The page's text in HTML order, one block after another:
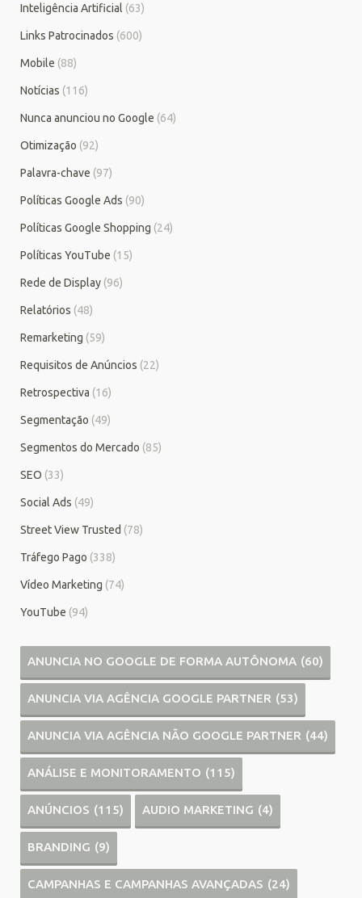
Inteligência Artificial (63)
Links Patrocinados (600)
Mobile (88)
Notícias (116)
Nunca anunciou no Google (64)
Otimização (92)
Palavra-chave (97)
Políticas Google Ads (90)
Políticas Google Shopping (24)
Políticas YouTube (15)
Rede de Display (96)
Relatórios (48)
Remarketing (59)
Requisitos de Anúncios (22)
Retrospectiva (16)
Segmentação (49)
Segmentos do Mercado (85)
SEO (33)
Social Ads (49)
Street View Trusted (78)
Tráfego Pago (338)
Vídeo Marketing (74)
YouTube (94)
ANUNCIA NO GOOGLE DE FORMA AUTÔNOMA (60)
ANUNCIA VIA AGÊNCIA GOOGLE PARTNER (53)
ANUNCIA VIA AGÊNCIA NÃO GOOGLE PARTNER (44)
ANÁLISE E MONITORAMENTO (115)
ANÚNCIOS (115) AUDIO MARKETING (4)
BRANDING (9)
CAMPANHAS E CAMPANHAS AVANÇADAS (24)